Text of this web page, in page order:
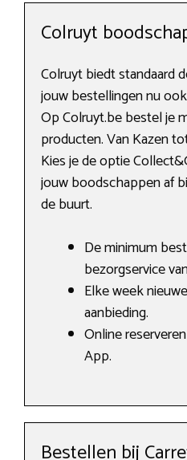
Colruyt
Colruyt biedt standaard
jouw bestellingen nu
Op Colruyt.be bestel je
producten. Van Kazen
Kies je de optie
jouw boodschappen af
de buurt.
De minimum
bezorgservice
Elke week
aanbieding.
Online
App.
Bestellen bij